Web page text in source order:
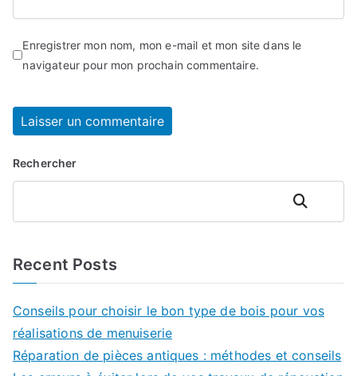
Enregistrer mon nom, mon e-mail et mon site dans le
navigateur pour mon prochain commentaire.
Rechercher
Rechercher
Recent Posts
Conseils pour choisir le bon type de bois pour vos
réalisations de menuiserie
Réparation de pièces antiques : méthodes et conseils